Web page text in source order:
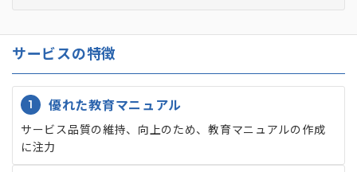
サービスの特徴
1 優れた教育マニュアル
サービス品質の維持、向上のため、教育マニュアルの作成
に注力